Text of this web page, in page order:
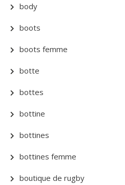
body
boots
boots femme
botte
bottes
bottine
bottines
bottines femme
boutique de rugby